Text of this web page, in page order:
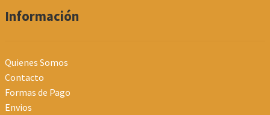
Información
Quienes Somos
Contacto
Formas de Pago
Envios